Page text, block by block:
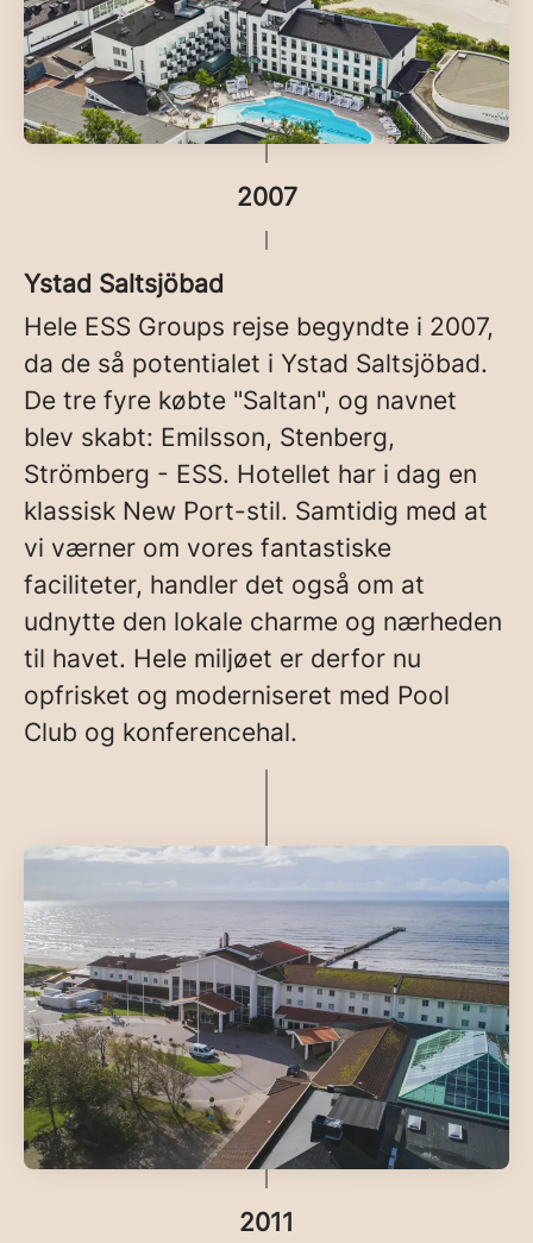
2007
Ystad Saltsjöbad
Hele ESS Groups rejse begyndte i 2007,
da de så potentialet i Ystad Saltsjöbad.
De tre fyre købte "Saltan", og navnet
blev skabt: Emilsson, Stenberg,
Strömberg - ESS. Hotellet har i dag en
klassisk New Port-stil. Samtidig med at
vi værner om vores fantastiske
faciliteter, handler det også om at
udnytte den lokale charme og nærheden
til havet. Hele miljøet er derfor nu
opfrisket og moderniseret med Pool
Club og konferencehal.
2011